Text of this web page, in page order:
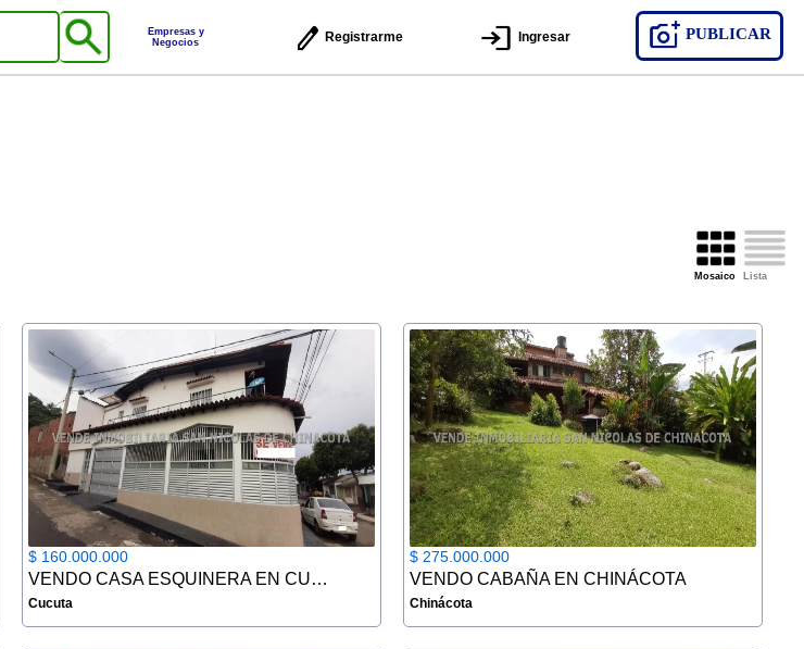
Empresas y
Negocios
Registrarme Ingresar PUBLICAR
Lista
Mosaico
$ 160.000.000
VENDO CASA ESQUINERA EN CUCUTA
Cucuta
$ 275.000.000
VENDO CABAÑA EN CHINÁCOTA
Chinácota